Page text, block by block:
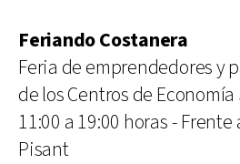
Feriando Costanera
Feria de emprendedores y
de los Centros de
11:00 a 19:00 horas -
Pisant